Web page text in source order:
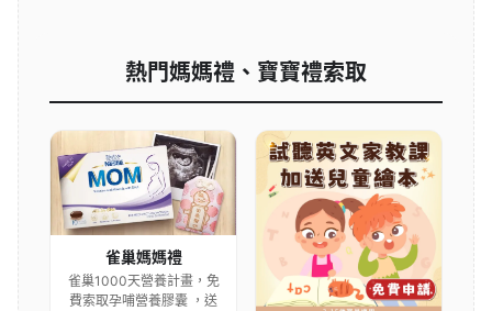
熱門媽媽禮、寶寶禮索取
雀巢媽媽禮
雀巢1000天營養計畫，免
費索取孕哺營養膠囊 ，送